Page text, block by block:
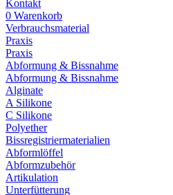
Kontakt
0 Warenkorb
Verbrauchsmaterial
Praxis
Praxis
Abformung & Bissnahme
Abformung & Bissnahme
Alginate
A Silikone
C Silikone
Polyether
Bissregistriermaterialien
Abformlöffel
Abformzubehör
Artikulation
Unterfütterung